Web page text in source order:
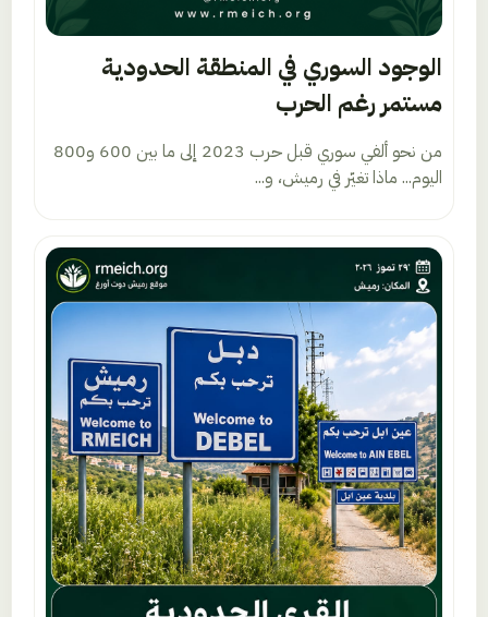
الوجود السوري في المنطقة الحدودية
مستمر رغم الحرب
من نحو ألفي سوري قبل حرب 2023 إلى ما بين 600 و800
اليوم... ماذا تغيّر في رميش، و...